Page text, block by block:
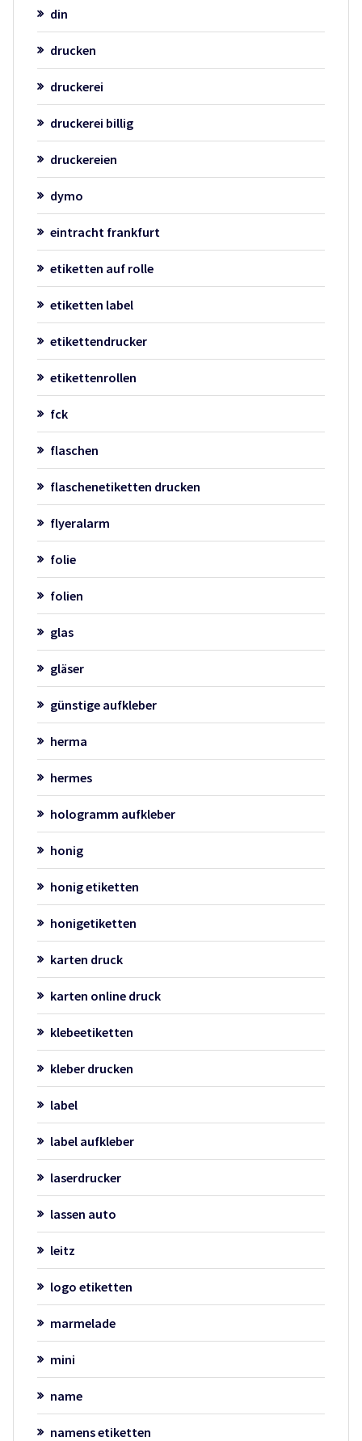
din
drucken
druckerei
druckerei billig
druckereien
dymo
eintracht frankfurt
etiketten auf rolle
etiketten label
etikettendrucker
etikettenrollen
fck
flaschen
flaschenetiketten drucken
flyeralarm
folie
folien
glas
gläser
günstige aufkleber
herma
hermes
hologramm aufkleber
honig
honig etiketten
honigetiketten
karten druck
karten online druck
klebeetiketten
kleber drucken
label
label aufkleber
laserdrucker
lassen auto
leitz
logo etiketten
marmelade
mini
name
namens etiketten